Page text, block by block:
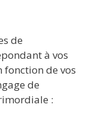
de
à vos
fonction de vos
de
: